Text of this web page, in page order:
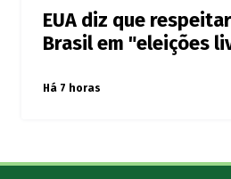
EUA diz que
Brasil em "eleições
Há 7 horas